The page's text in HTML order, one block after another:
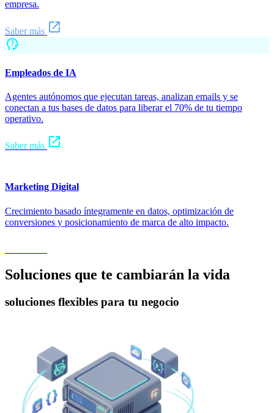
empresa.
Saber más open_in_new
psychology_alt
Empleados de IA
Agentes autónomos que ejecutan tareas, analizan emails y se
conectan a tus bases de datos para liberar el 70% de tu tiempo
operativo.
Saber más open_in_new
Marketing Digital
Crecimiento basado íntegramente en datos, optimización de
conversiones y posicionamiento de marca de alto impacto.
Soluciones que te cambiarán la vida
soluciones flexibles para tu negocio